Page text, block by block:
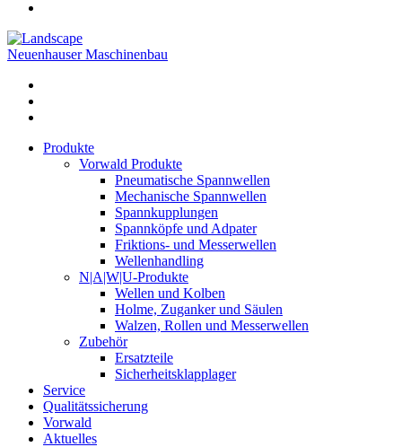
Neuenhauser Maschinenbau
Produkte
Vorwald Produkte
Pneumatische Spannwellen
Mechanische Spannwellen
Spannkupplungen
Spannköpfe und Adpater
Friktions- und Messerwellen
Wellenhandling
N|A|W|U-Produkte
Wellen und Kolben
Holme, Zuganker und Säulen
Walzen, Rollen und Messerwellen
Zubehör
Ersatzteile
Sicherheitsklapplager
Service
Qualitätssicherung
Vorwald
Aktuelles